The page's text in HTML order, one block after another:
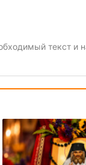
текст и